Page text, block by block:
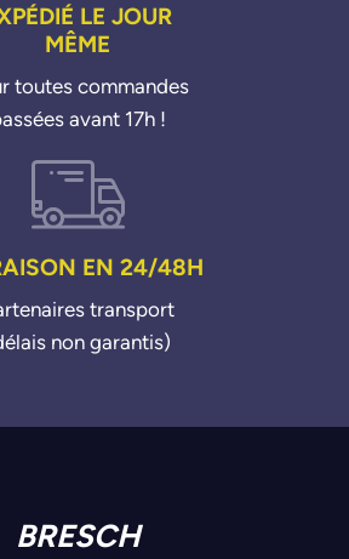
LE JOUR
MÊME
toutes commandes
avant 17h !
EN 24/48H
transport
non garantis)
BRESCH